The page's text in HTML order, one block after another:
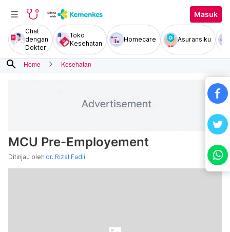
Masuk
Chat
dengan
Dokter
Toko
Kesehatan
Homecare Asuransiku
search Home Kesehatan
MCU Pre-Employement
Ditinjau oleh dr. Rizal Fadli